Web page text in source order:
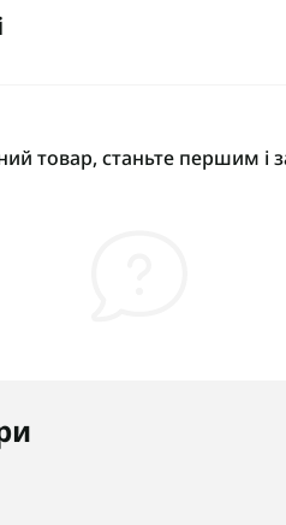
товар, станьте першим і